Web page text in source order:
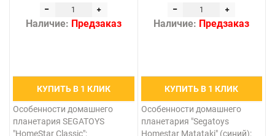
Наличие: Предзаказ
КУПИТЬ В 1 КЛИК
Особенности домашнего
планетария SEGATOYS
"HomeStar Classic":
Наличие: Предзаказ
КУПИТЬ В 1 КЛИК
Особенности домашнего
планетария "Segatoys
Homestar Matataki" (синий):